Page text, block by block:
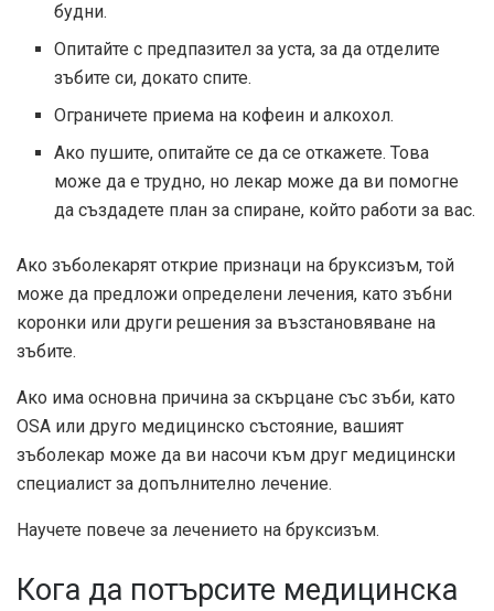
будни.
Опитайте с предпазител за уста, за да отделите
зъбите си, докато спите.
Ограничете приема на кофеин и алкохол.
Ако пушите, опитайте се да се откажете. Това
може да е трудно, но лекар може да ви помогне
да създадете план за спиране, който работи за вас.
Ако зъболекарят открие признаци на бруксизъм, той
може да предложи определени лечения, като зъбни
коронки или други решения за възстановяване на
зъбите.
Ако има основна причина за скърцане със зъби, като
OSA или друго медицинско състояние, вашият
зъболекар може да ви насочи към друг медицински
специалист за допълнително лечение.
Научете повече за лечението на бруксизъм.
Кога да потърсите медицинска